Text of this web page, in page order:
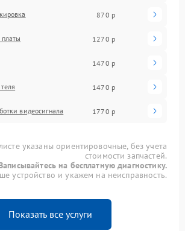
870 р
1270 р
1470 р
1470 р
видеосигнала 1770 р
указаны ориентировочные, без учета
стоимости запчастей.
на бесплатную диагностику.
устройство и укажем на неисправность.
Показать все услуги